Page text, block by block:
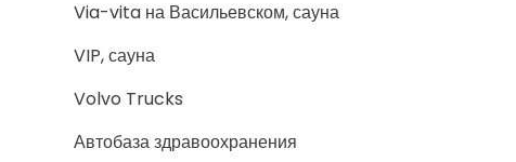
Via-vita на Васильевском, сауна
VIP, сауна
Volvo Trucks
Автобаза здравоохранения